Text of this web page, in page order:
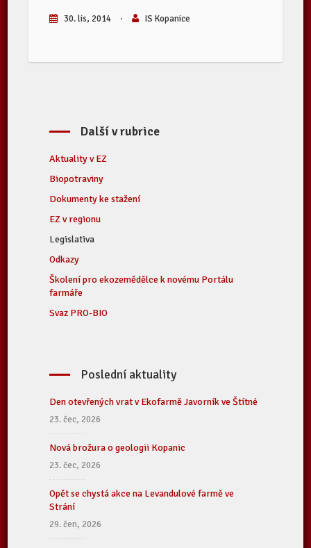
30. lis, 2014 · IS Kopanice
Další v rubrice
Aktuality v EZ
Biopotraviny
Dokumenty ke stažení
EZ v regionu
Legislativa
Odkazy
Školení pro ekozemědělce k novému Portálu
farmáře
Svaz PRO-BIO
Poslední aktuality
Den otevřených vrat v Ekofarmě Javorník ve Štítné
23. čec, 2026
Nová brožura o geologii Kopanic
23. čec, 2026
Opět se chystá akce na Levandulové farmě ve
Strání
29. čen, 2026